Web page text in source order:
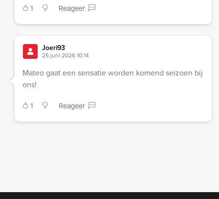
1 Reageer
Joeri93
25 juni 2026 10:14
Mateo gaat een sensatie worden komend seizoen bij
ons!
1 Reageer